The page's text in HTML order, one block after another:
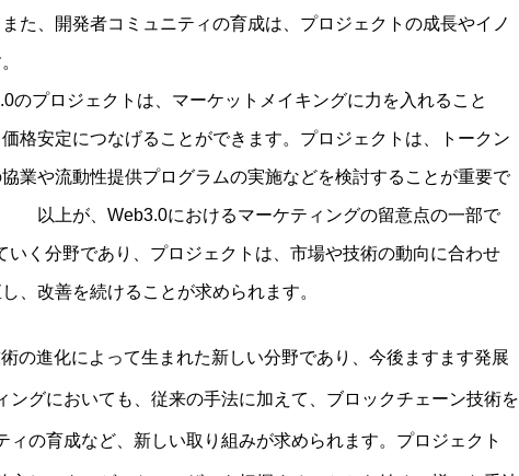
た、開発者コミュニティの育成は、プロジェクトの成長やイノ
のプロジェクトは、マーケットメイキングに力を入れること
格安定につなげることができます。プロジェクトは、トークン
業や流動性提供プログラムの実施などを検討することが重要で
けるマーケティングの留意点の一部で
く分野であり、プロジェクトは、市場や技術の動向に合わせ
、改善を続けることが求められます。
の進化によって生まれた新しい分野であり、今後ますます発展
ングにおいても、従来の手法に加えて、ブロックチェーン技術を
の育成など、新しい取り組みが求められます。プロジェクト